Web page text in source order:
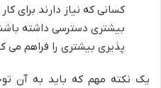
کسانی که نیاز دارند برای
بیشتری دسترسی داشته
پذیری بیشتری را فراهم می
یک نکته مهم که باید به آن